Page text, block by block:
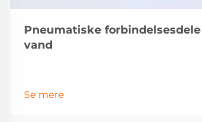
Pneumatiske
vand
Se mere